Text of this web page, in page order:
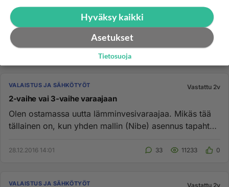
VALAISTUS JA SÄHKÖTYÖT Vastattu 2v
2-vaihe vai 3-vaihe varaajaan
Olen ostamassa uutta lämminvesivaraajaa. Mikäs tää
tällainen on, kun yhden mallin (Nibe) asennus tapahtuu
28.12.2016 14:01 33 11233 0
VALAISTUS JA SÄHKÖTYÖT Vastattu 2v
Hyväksy kaikki
Asetukset
Tietosuoja